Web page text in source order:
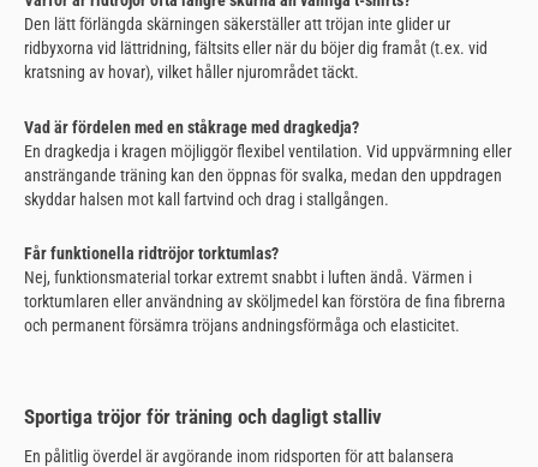
Den lätt förlängda skärningen säkerställer att tröjan inte glider ur
ridbyxorna vid lättridning, fältsits eller när du böjer dig framåt (t.ex. vid
kratsning av hovar), vilket håller njurområdet täckt.
Vad är fördelen med en ståkrage med dragkedja?
En dragkedja i kragen möjliggör flexibel ventilation. Vid uppvärmning eller
ansträngande träning kan den öppnas för svalka, medan den uppdragen
skyddar halsen mot kall fartvind och drag i stallgången.
Får funktionella ridtröjor torktumlas?
Nej, funktionsmaterial torkar extremt snabbt i luften ändå. Värmen i
torktumlaren eller användning av sköljmedel kan förstöra de fina fibrerna
och permanent försämra tröjans andningsförmåga och elasticitet.
Sportiga tröjor för träning och dagligt stalliv
En pålitlig överdel är avgörande inom ridsporten för att balansera